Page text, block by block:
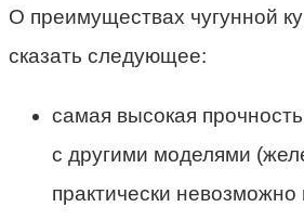
О преимуществах чугунной
сказать следующее:
самая высокая
с другими моделями
практически невозможно